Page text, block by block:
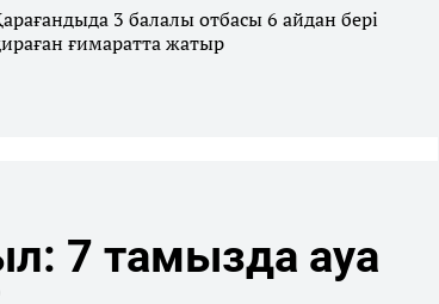
3 балалы отбасы 6 айдан бері
ғимаратта жатыр
7 тамызда ауа